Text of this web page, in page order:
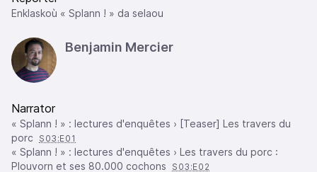
Enklaskoù « Splann ! » da selaou
Benjamin Mercier
Narrator
« Splann ! » : lectures d'enquêtes › [Teaser] Les travers du
porc
S03:E01
« Splann ! » : lectures d'enquêtes › Les travers du porc :
Plouvorn et ses 80.000 cochons
S03:E02